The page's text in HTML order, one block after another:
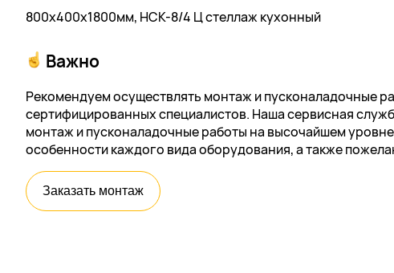
800х400х1800мм, НСК-8/4 Ц стеллаж кухонный
Важно
Рекомендуем осуществлять монтаж и пусконаладочные
сертифицированных специалистов. Наша сервисная
монтаж и пусконаладочные работы на высочайшем
особенности каждого вида оборудования, а также
Заказать монтаж